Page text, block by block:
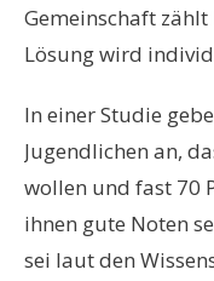
Gemeinschaft
Lösung wird
In einer Studie
Jugendlichen an,
wollen und fast 70
ihnen gute Noten
sei laut den